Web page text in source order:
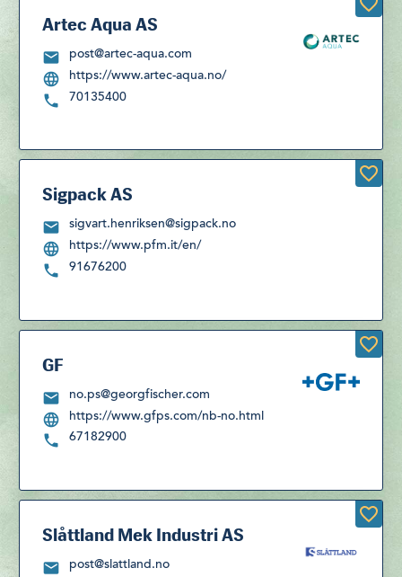
Artec Aqua AS
post@artec-aqua.com
https://www.artec-aqua.no/
70135400
Sigpack AS
sigvart.henriksen@sigpack.no
https://www.pfm.it/en/
91676200
GF
no.ps@georgfischer.com
https://www.gfps.com/nb-no.html
67182900
Slåttland Mek Industri AS
post@slattland.no